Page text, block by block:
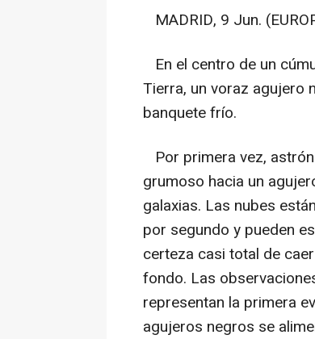
MADRID, 9 Jun.
En el centro de un
Tierra, un voraz agujero
banquete frío.
Por primera vez,
grumoso hacia un
galaxias. Las nubes
por segundo y pueden
certeza casi total de
fondo. Las
representan la primera
agujeros negros se